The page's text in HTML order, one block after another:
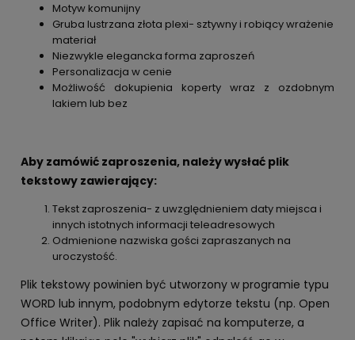
Motyw komunijny
Gruba lustrzana złota plexi- sztywny i robiący wrażenie
materiał
Niezwykle elegancka forma zaproszeń
Personalizacja w cenie
Możliwość dokupienia koperty wraz z ozdobnym
lakiem lub bez
Aby zamówić zaproszenia, należy wysłać plik
tekstowy zawierający:
Tekst zaproszenia- z uwzględnieniem daty miejsca i
innych istotnych informacji teleadresowych
Odmienione nazwiska gości zapraszanych na
uroczystość.
Plik tekstowy powinien być utworzony w programie typu
WORD lub innym, podobnym edytorze tekstu (np. Open
Office Writer). Plik należy zapisać na komputerze, a